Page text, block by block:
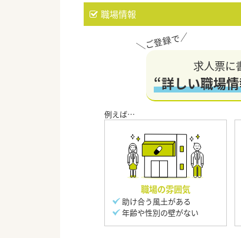
職場情報
求人票に
“詳しい職場
職場の雰囲気
助け合う風土がある
年齢や性別の壁がない